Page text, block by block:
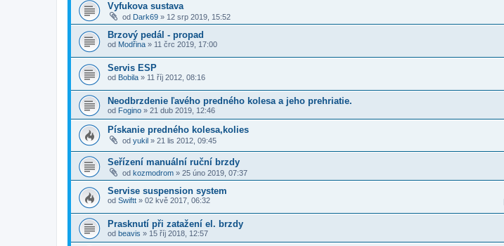
Vyfukova sustava
od Dark69 » 12 srp 2019, 15:52
Brzový pedál - propad
od Modřina » 11 črc 2019, 17:00
Servis ESP
od Bobila » 11 říj 2012, 08:16
Neodbrzdenie ľavého predného kolesa a jeho prehriatie.
od Fogino » 21 dub 2019, 12:46
Pískanie predného kolesa,kolies
od yukil » 21 lis 2012, 09:45
Seřízení manuální ruční brzdy
od kozmodrom » 25 úno 2019, 07:37
Servise suspension system
od Swiftt » 02 kvě 2017, 06:32
Prasknutí při zatažení el. brzdy
od beavis » 15 říj 2018, 12:57